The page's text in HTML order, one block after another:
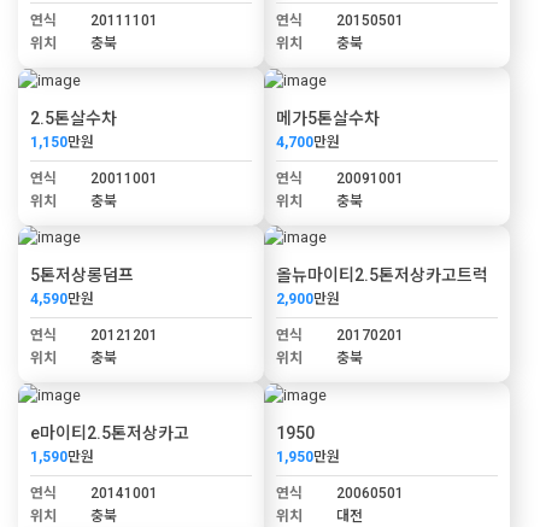
연식
20111101
위치
충북
연식
20150501
위치
충북
2.5톤살수차
1,150만원
연식
20011001
위치
충북
메가5톤살수차
4,700만원
연식
20091001
위치
충북
5톤저상롱덤프
4,590만원
연식
20121201
위치
충북
올뉴마이티2.5톤저상카고트럭
2,900만원
연식
20170201
위치
충북
e마이티2.5톤저상카고
1,590만원
연식
20141001
위치
충북
1950
1,950만원
연식
20060501
위치
대전